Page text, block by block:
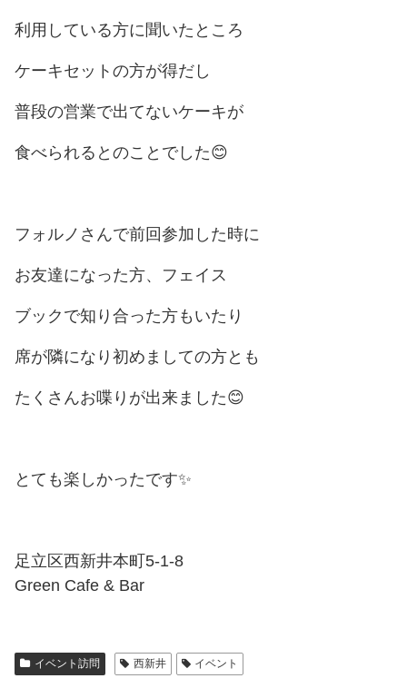
利用している方に聞いたところ
ケーキセットの方が得だし
普段の営業で出てないケーキが
食べられるとのことでした😊
フォルノさんで前回参加した時に
お友達になった方、フェイス
ブックで知り合った方もいたり
席が隣になり初めましての方とも
たくさんお喋りが出来ました😊
とても楽しかったです✨
足立区西新井本町5-1-8
Green Cafe & Bar
イベント訪問 西新井 イベント